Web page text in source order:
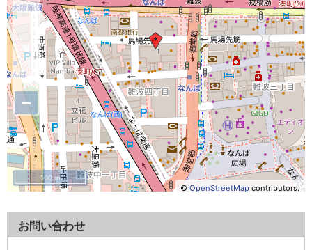
−
©OpenStreetMap contributors.
100 m
お問い合わせ